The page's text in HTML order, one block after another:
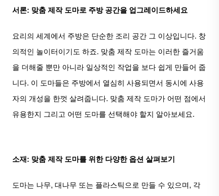
서론: 맞춤 제작 도마로 주방 공간을 업그레이드하세요
요리의 세계에서 주방은 단순한 조리 공간 그 이상입니다. 창
의적인 놀이터이기도 하죠. 맞춤 제작 도마는 이러한 즐거움
을 더해줄 뿐만 아니라 일상적인 작업을 보다 쉽게 만들어 줍
니다. 이 도마들은 주방에서 열심히 사용되면서 동시에 사용
자의 개성을 한껏 살려줍니다. 맞춤 제작 도마가 어떤 점에서
유용한지 그리고 어떤 도마를 선택해야 할지 알아보세요.
소재: 맞춤 제작 도마를 위한 다양한 옵션 살펴보기
도마는 나무, 대나무 또는 플라스틱으로 만들 수 있으며, 각